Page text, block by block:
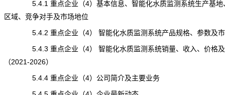
5.4.1 重点企业（4）基本信息、智能化水质监测系统生产基地
区域、竞争对手及市场地位
5.4.2 重点企业（4） 智能化水质监测系统产品规格、参数及市
5.4.3 重点企业（4） 智能化水质监测系统销量、收入、价格及
（2021-2026）
5.4.4 重点企业（4）公司简介及主要业务